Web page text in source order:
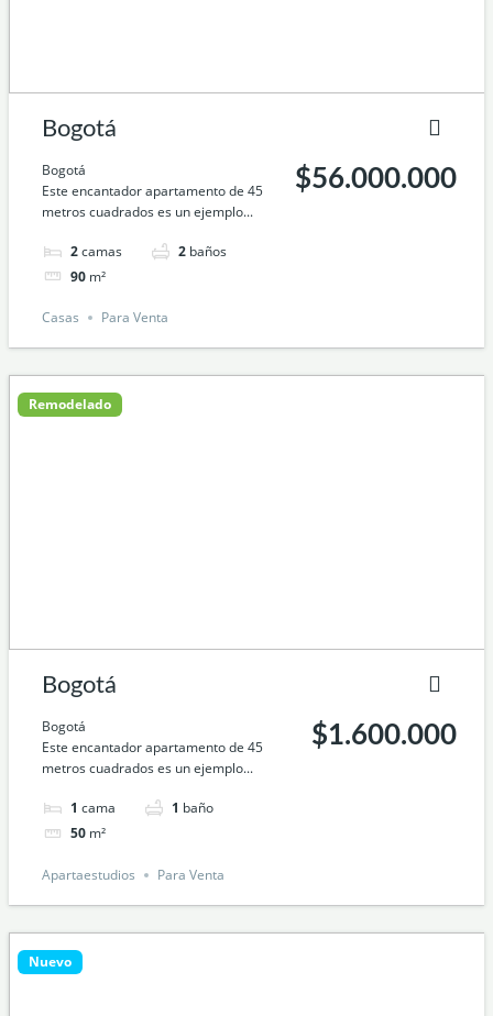
Bogotá
Bogotá
Este encantador apartamento de 45
metros cuadrados es un ejemplo...
2camas 2 baños
90 m²
$56.000.000
Casas Para Venta
Remodelado
Bogotá
Bogotá
Este encantador apartamento de 45
metros cuadrados es un ejemplo...
1 cama 1 baño
50 m²
$1.600.000
Apartaestudios Para Venta
Nuevo